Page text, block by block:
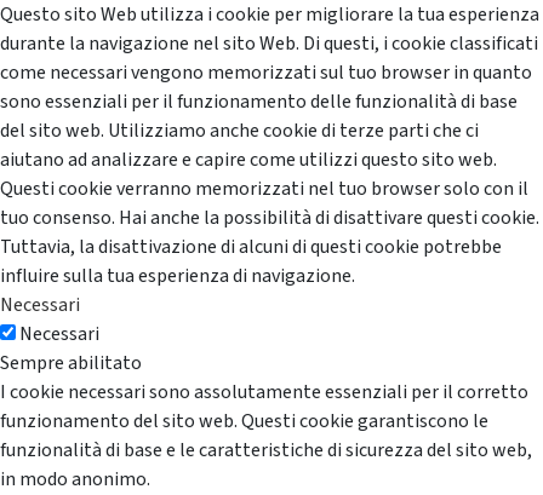
Questo sito Web utilizza i cookie per migliorare la tua esperienza
durante la navigazione nel sito Web. Di questi, i cookie classificati
come necessari vengono memorizzati sul tuo browser in quanto
sono essenziali per il funzionamento delle funzionalità di base
del sito web. Utilizziamo anche cookie di terze parti che ci
aiutano ad analizzare e capire come utilizzi questo sito web.
Questi cookie verranno memorizzati nel tuo browser solo con il
tuo consenso. Hai anche la possibilità di disattivare questi cookie.
Tuttavia, la disattivazione di alcuni di questi cookie potrebbe
influire sulla tua esperienza di navigazione.
Necessari
Necessari
Sempre abilitato
I cookie necessari sono assolutamente essenziali per il corretto
funzionamento del sito web. Questi cookie garantiscono le
funzionalità di base e le caratteristiche di sicurezza del sito web,
in modo anonimo.